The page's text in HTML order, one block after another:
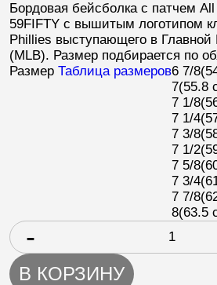
Бордовая бейсболка с патчем All
59FIFTY с вышитым логотипом
Phillies выступающего в Главной
(MLB). Размер подбирается по
Размер Таблица размеров6 7/8
7(55.8
7 1/8
7 1/4
7 3/8
7 1/2
7 5/8
7 3/4
7 7/8
8(63.5
-
В КОРЗИНУ